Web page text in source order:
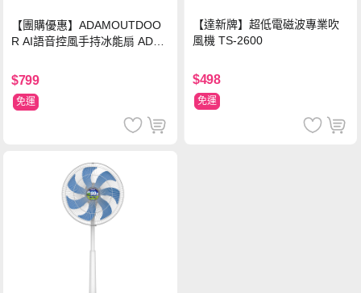
【團購優惠】ADAMOUTDOO
R AI語音控風手持冰能扇 ADFN
$799
免運
【達新牌】超低電磁波專業吹
風機 TS-2600
$498
免運